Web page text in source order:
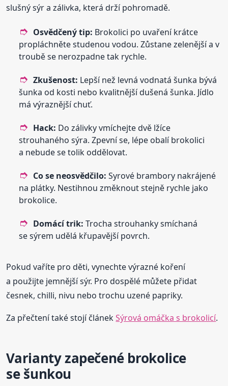
slušný sýr a zálivka, která drží pohromadě.
Osvědčený tip: Brokolici po uvaření krátce
propláchněte studenou vodou. Zůstane zelenější a v
troubě se nerozpadne tak rychle.
Zkušenost: Lepší než levná vodnatá šunka bývá
šunka od kosti nebo kvalitnější dušená šunka. Jídlo
má výraznější chuť.
Hack: Do zálivky vmíchejte dvě lžíce
strouhaného sýra. Zpevní se, lépe obalí brokolici
a nebude se tolik oddělovat.
Co se neosvědčilo: Syrové brambory nakrájené
na plátky. Nestihnou změknout stejně rychle jako
brokolice.
Domácí trik: Trocha strouhanky smíchaná
se sýrem udělá křupavější povrch.
Pokud vaříte pro děti, vynechte výrazné koření
a použijte jemnější sýr. Pro dospělé můžete přidat
česnek, chilli, nivu nebo trochu uzené papriky.
Za přečtení také stojí článekSýrová omáčka s brokolicí.
Varianty zapečené brokolice
se šunkou